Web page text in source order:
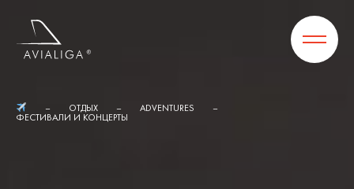
ОТДЫХ ADVENTURES
ФЕСТИВАЛИ И КОНЦЕРТЫ